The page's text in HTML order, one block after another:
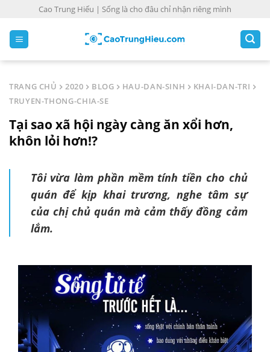
Cao Trung Hiếu | Sống là cho đâu chỉ nhận riêng mình
TRANG CHỦ 2020 BLOG HAU-DAN-SINH
KHAI-DAN-TRI
TRUYEN-THONG-CHIA-SE
Tại sao xã hội ngày càng ăn xổi hơn,
khôn lỏi hơn!?
Tôi vừa làm phần mềm tính tiền cho chủ
quán để kịp khai trương, nghe tâm sự
của chị chủ quán mà cảm thấy đồng cảm
lắm.